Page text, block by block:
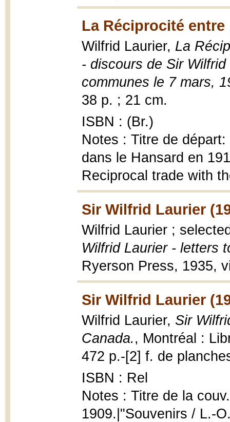
La Réciprocité entre
Wilfrid Laurier, La
- discours de Sir
communes le 7 mars,
38 p. ; 21 cm.
ISBN : (Br.)
Notes : Titre de
dans le Hansard en
Reciprocal trade with
Sir Wilfrid Laurier
Wilfrid Laurier ;
Wilfrid Laurier - letters
Ryerson Press, 1935,
Sir Wilfrid Laurier
Wilfrid Laurier, Sir
Canada. , Montréal :
472 p.-[2] f. de
ISBN : Rel
Notes : Titre de la
1909.|"Souvenirs / L.-